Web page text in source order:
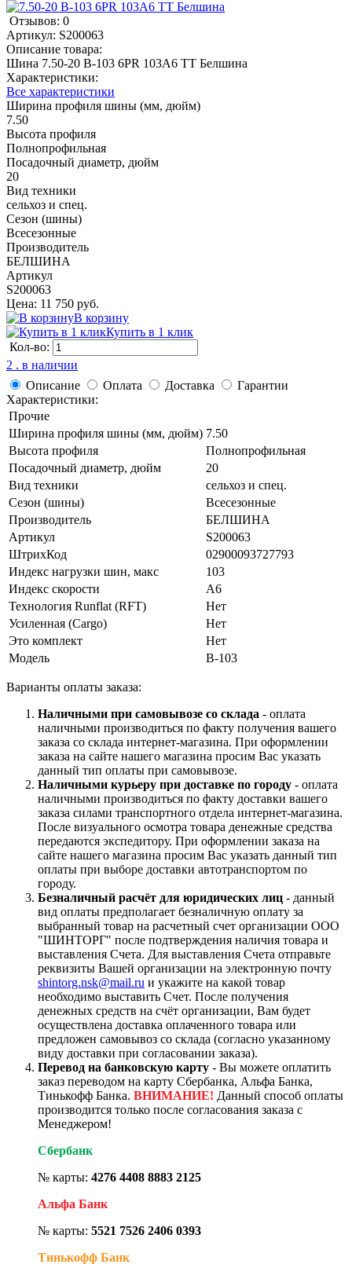
Отзывов: 0
Артикул: S200063
Описание товара:
Шина 7.50-20 В-103 6PR 103А6 TT Белшина
Характеристики:
Все характеристики
Ширина профиля шины (мм, дюйм)
7.50
Высота профиля
Полнопрофильная
Посадочный диаметр, дюйм
20
Вид техники
сельхоз и спец.
Сезон (шины)
Всесезонные
Производитель
БЕЛШИНА
Артикул
S200063
Цена: 11 750 руб.
В корзину
Купить в 1 клик
Кол-во:
2 . в наличии
Описание
Оплата Доставка
Гарантии
Характеристики:
Прочие
Ширина профиля шины (мм, дюйм) 7.50
Высота профиля
Полнопрофильная
Посадочный диаметр, дюйм
20
Вид техники
сельхоз и спец.
Сезон (шины)
Всесезонные
Производитель
БЕЛШИНА
Артикул
S200063
ШтрихКод
02900093727793
Индекс нагрузки шин, макс
103
Индекс скорости
A6
Технология Runflat (RFT)
Нет
Усиленная (Cargo)
Нет
Это комплект
Нет
Модель
В-103
Варианты оплаты заказа:
Наличными при самовывозе со склада - оплата
наличными производиться по факту получения вашего
заказа со склада интернет-магазина. При оформлении
заказа на сайте нашего магазина просим Вас указать
данный тип оплаты при самовывозе.
Наличными курьеру при доставке по городу - оплата
наличными производиться по факту доставки вашего
заказа силами транспортного отдела интернет-магазина.
После визуального осмотра товара денежные средства
передаются экспедитору. При оформлении заказа на
сайте нашего магазина просим Вас указать данный тип
оплаты при выборе доставки автотранспортом по
городу.
Безналичный расчёт для юридических лиц - данный
вид оплаты предполагает безналичную оплату за
выбранный товар на расчетный счет организации ООО
"ШИНТОРГ" после подтверждения наличия товара и
выставления Счета. Для выставления Счета отправьте
реквизиты Вашей организации на электронную почту
shintorg.nsk@mail.ru и укажите на какой товар
необходимо выставить Счет. После получения
денежных средств на счёт организации, Вам будет
осуществлена доставка оплаченного товара или
предложен самовывоз со склада (согласно указанному
виду доставки при согласовании заказа).
Перевод на банковскую карту - Вы можете оплатить
заказ переводом на карту Сбербанка, Альфа Банка,
Тинькофф Банка. ВНИМАНИЕ! Данный способ оплаты
производится только после согласования заказа с
Менеджером!
Сбербанк
№ карты: 4276 4408 8883 2125
Альфа Банк
№ карты: 5521 7526 2406 0393
Тинькофф Банк